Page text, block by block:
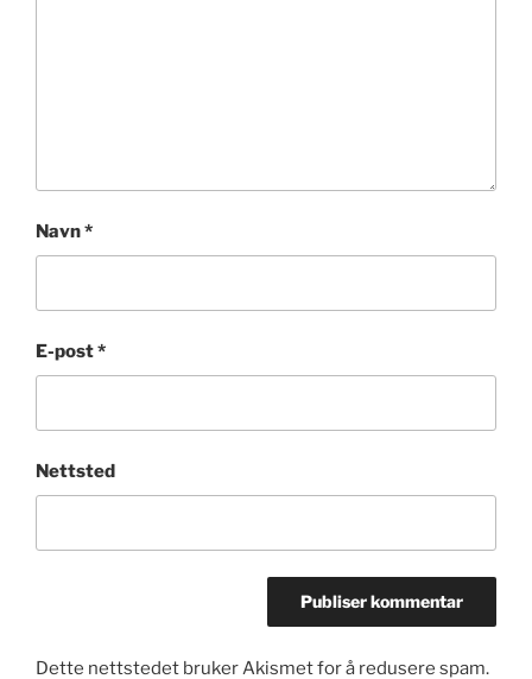
Navn*
E-post*
Nettsted
Dette nettstedet bruker Akismet for å redusere spam.